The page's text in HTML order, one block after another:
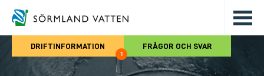
Hoppa till det huvudsakliga
DRIFTINFORMATION
1
FRÅGOR OCH SVAR